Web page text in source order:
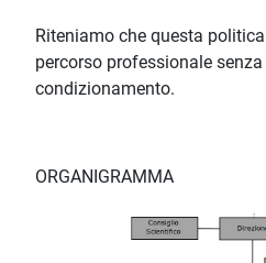
Riteniamo che questa
percorso professionale
condizionamento.
ORGANIGRAMMA